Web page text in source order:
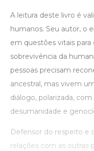
A leitura deste livro é
humanos. Seu autor, o
em questões vitais
sobrevivência da
pessoas precisam
ancestral, mas vivem
diálogo, polarizada,
desumanidade e
Defensor do respeito e
relações com as outras